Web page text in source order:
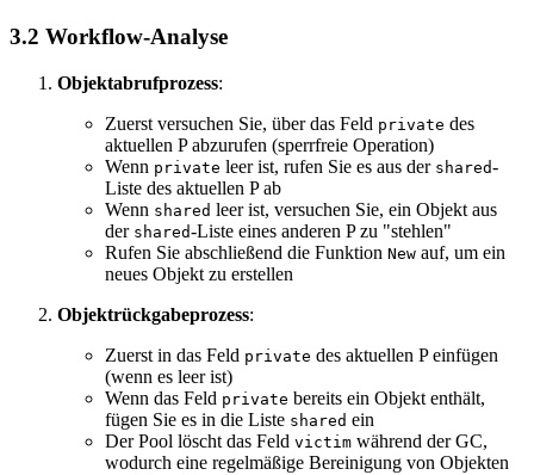
3.2 Workflow-Analyse
Objektabrufprozess:
Zuerst versuchen Sie, über das Feld private des
aktuellen P abzurufen (sperrfreie Operation)
Wenn private leer ist, rufen Sie es aus der shared-
Liste des aktuellen P ab
Wenn shared leer ist, versuchen Sie, ein Objekt aus
der shared-Liste eines anderen P zu "stehlen"
Rufen Sie abschließend die Funktion New auf, um ein
neues Objekt zu erstellen
Objektrückgabeprozess:
Zuerst in das Feld private des aktuellen P einfügen
(wenn es leer ist)
Wenn das Feld private bereits ein Objekt enthält,
fügen Sie es in die Liste shared ein
Der Pool löscht das Feld victim während der GC,
wodurch eine regelmäßige Bereinigung von Objekten